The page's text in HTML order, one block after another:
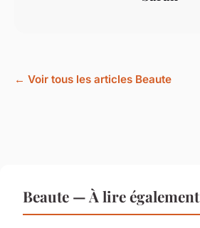
← Voir tous les articles Beaute
Beaute — À lire également